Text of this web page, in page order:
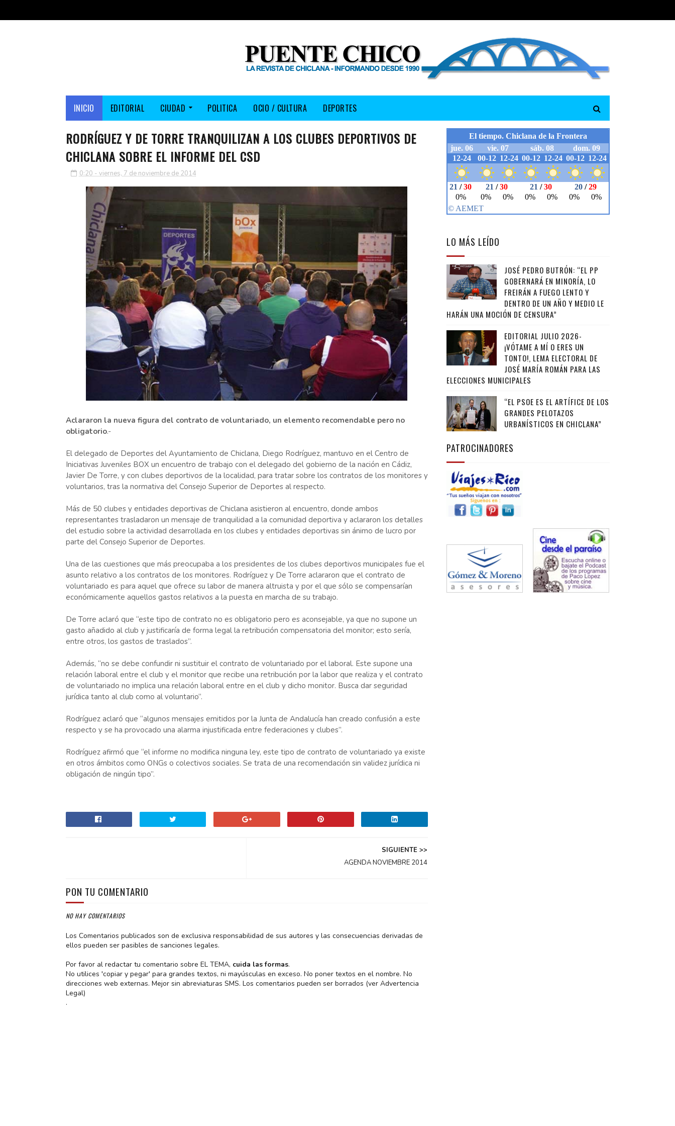
INICIO EDITORIAL CIUDAD POLITICA OCIO / CULTURA DEPORTES
RODRÍGUEZ Y DE TORRE TRANQUILIZAN A LOS CLUBES DEPORTIVOS DE
CHICLANA SOBRE EL INFORME DEL CSD
0:20 - viernes, 7 de noviembre de 2014
Aclararon la nueva figura del contrato de voluntariado, un elemento recomendable pero no
obligatorio.-
El delegado de Deportes del Ayuntamiento de Chiclana, Diego Rodríguez, mantuvo en el Centro de
Iniciativas Juveniles BOX un encuentro de trabajo con el delegado del gobierno de la nación en Cádiz,
Javier De Torre, y con clubes deportivos de la localidad, para tratar sobre los contratos de los monitores y
voluntarios, tras la normativa del Consejo Superior de Deportes al respecto.
Más de 50 clubes y entidades deportivas de Chiclana asistieron al encuentro, donde ambos
representantes trasladaron un mensaje de tranquilidad a la comunidad deportiva y aclararon los detalles
del estudio sobre la actividad desarrollada en los clubes y entidades deportivas sin ánimo de lucro por
parte del Consejo Superior de Deportes.
Una de las cuestiones que más preocupaba a los presidentes de los clubes deportivos municipales fue el
asunto relativo a los contratos de los monitores. Rodríguez y De Torre aclararon que el contrato de
voluntariado es para aquel que ofrece su labor de manera altruista y por el que sólo se compensarían
económicamente aquellos gastos relativos a la puesta en marcha de su trabajo.
De Torre aclaró que “este tipo de contrato no es obligatorio pero es aconsejable, ya que no supone un
gasto añadido al club y justificaría de forma legal la retribución compensatoria del monitor; esto sería,
entre otros, los gastos de traslados”.
Además, “no se debe confundir ni sustituir el contrato de voluntariado por el laboral. Este supone una
relación laboral entre el club y el monitor que recibe una retribución por la labor que realiza y el contrato
de voluntariado no implica una relación laboral entre en el club y dicho monitor. Busca dar seguridad
jurídica tanto al club como al voluntario”.
Rodríguez aclaró que “algunos mensajes emitidos por la Junta de Andalucía han creado confusión a este
respecto y se ha provocado una alarma injustificada entre federaciones y clubes”.
Rodríguez afirmó que “el informe no modifica ninguna ley, este tipo de contrato de voluntariado ya existe
en otros ámbitos como ONGs o colectivos sociales. Se trata de una recomendación sin validez jurídica ni
obligación de ningún tipo”.
SIGUIENTE >>
AGENDA NOVIEMBRE 2014
PON TU COMENTARIO
NO HAY COMENTARIOS
Los Comentarios publicados son de exclusiva responsabilidad de sus autores y las consecuencias derivadas de
ellos pueden ser pasibles de sanciones legales.
Por favor al redactar tu comentario sobre EL TEMA, cuida las formas.
No utilices 'copiar y pegar' para grandes textos, ni mayúsculas en exceso. No poner textos en el nombre. No
direcciones web externas. Mejor sin abreviaturas SMS. Los comentarios pueden ser borrados (ver Advertencia
Legal)
.
LO MÁS LEÍDO
JOSÉ PEDRO BUTRÓN: “EL PP
GOBERNARÁ EN MINORÍA, LO
FREIRÁN A FUEGO LENTO Y
DENTRO DE UN AÑO Y MEDIO LE
HARÁN UNA MOCIÓN DE CENSURA”
EDITORIAL JULIO 2026-
¡VÓTAME A MÍ O ERES UN
TONTO!, LEMA ELECTORAL DE
JOSÉ MARÍA ROMÁN PARA LAS
ELECCIONES MUNICIPALES
“EL PSOE ES EL ARTÍFICE DE LOS
GRANDES PELOTAZOS
URBANÍSTICOS EN CHICLANA”
PATROCINADORES